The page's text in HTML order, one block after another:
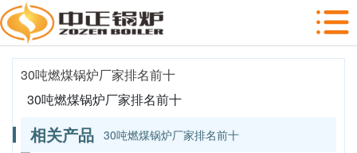
30吨燃煤锅炉厂家排名前十
30吨燃煤锅炉厂家排名前十
相关产品 30吨燃煤锅炉厂家排名前十